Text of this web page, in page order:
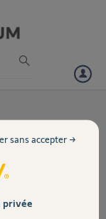
par
mes moteurs
commencent
des signes de
privée
sans accepter →